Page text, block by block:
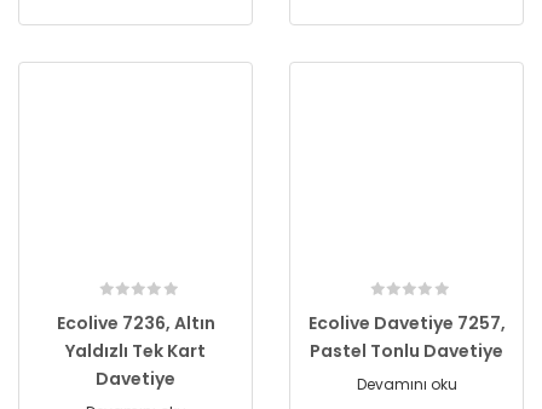
Ecolive 7236, Altın
Yaldızlı Tek Kart
Davetiye
Ecolive Davetiye 7257,
Pastel Tonlu Davetiye
Devamını oku